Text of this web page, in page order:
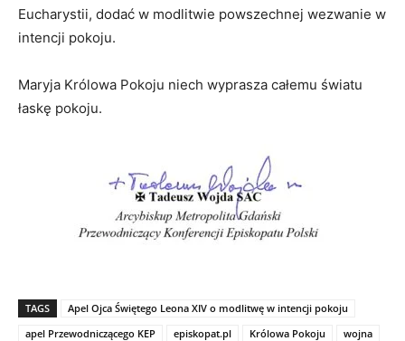
Eucharystii, dodać w modlitwie powszechnej wezwanie w
intencji pokoju.
Maryja Królowa Pokoju niech wyprasza całemu światu
łaskę pokoju.
TAGS
Apel Ojca Świętego Leona XIV o modlitwę w intencji pokoju
apel Przewodniczącego KEP
episkopat.pl Królowa Pokoju wojna